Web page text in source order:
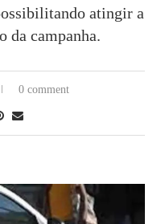
atingir a
da campanha.
0 comment